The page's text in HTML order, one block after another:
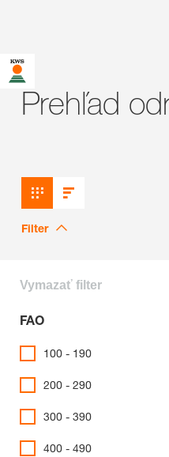
Prehľad
Filter
Vymazať filter
FAO
100 - 190
200 - 290
300 - 390
400 - 490